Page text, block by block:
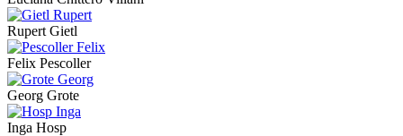
Rupert Gietl
Felix Pescoller
Georg Grote
Inga Hosp